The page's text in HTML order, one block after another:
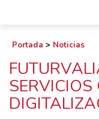
Portada > Noticias